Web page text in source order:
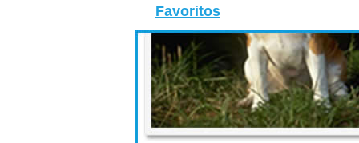
Favoritos